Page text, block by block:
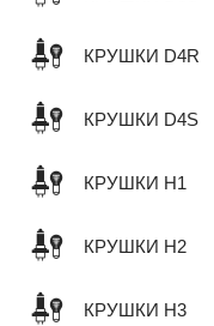
КРУШКИ D4R
КРУШКИ D4S
КРУШКИ H1
КРУШКИ H2
КРУШКИ H3